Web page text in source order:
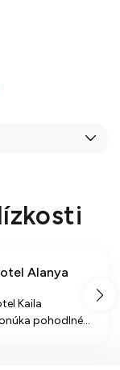
Alanya
Kaila
pohodlné